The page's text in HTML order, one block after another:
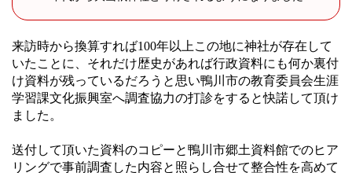
来訪時から換算すれば100年以上この地に神社が存在して
いたことに、それだけ歴史があれば行政資料にも何か裏付
け資料が残っているだろうと思い鴨川市の教育委員会生涯
学習課文化振興室へ調査協力の打診をすると快諾して頂け
ました。
送付して頂いた資料のコピーと鴨川市郷土資料館でのヒア
リングで事前調査した内容と照らし合せて整合性を高めて